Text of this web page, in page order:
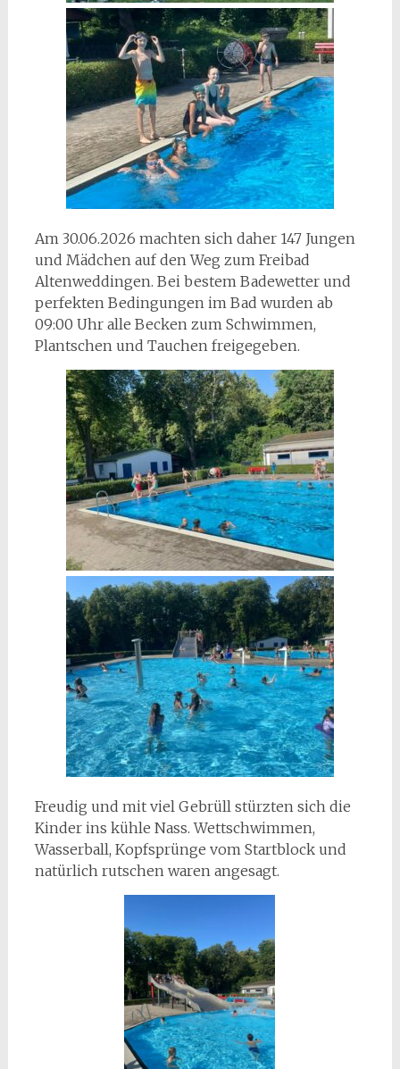
Am 30.06.2026 machten sich daher 147 Jungen
und Mädchen auf den Weg zum Freibad
Altenweddingen. Bei bestem Badewetter und
perfekten Bedingungen im Bad wurden ab
09:00 Uhr alle Becken zum Schwimmen,
Plantschen und Tauchen freigegeben.
Freudig und mit viel Gebrüll stürzten sich die
Kinder ins kühle Nass. Wettschwimmen,
Wasserball, Kopfsprünge vom Startblock und
natürlich rutschen waren angesagt.